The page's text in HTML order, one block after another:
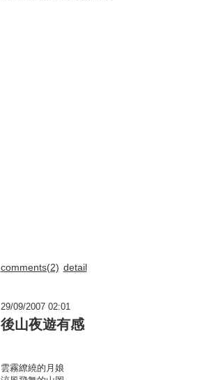
comments(2) detail
29/09/2007 02:01
後山夜遊有感
雲霧繚繞的月娘